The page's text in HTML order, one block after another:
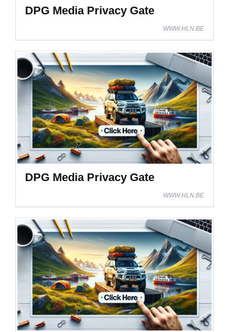
DPG Media Privacy Gate
WWW.HLN.BE
DPG Media Privacy Gate
WWW.HLN.BE